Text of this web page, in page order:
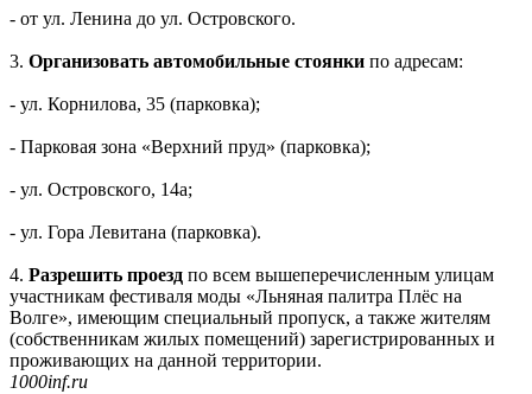
- от ул. Ленина до ул. Островского.
3. Организовать автомобильные стоянки по адресам:
- ул. Корнилова, 35 (парковка);
- Парковая зона «Верхний пруд» (парковка);
- ул. Островского, 14а;
- ул. Гора Левитана (парковка).
4. Разрешить проезд по всем вышеперечисленным улицам
участникам фестиваля моды «Льняная палитра Плёс на
Волге», имеющим специальный пропуск, а также жителям
(собственникам жилых помещений) зарегистрированных и
проживающих на данной территории.
1000inf.ru